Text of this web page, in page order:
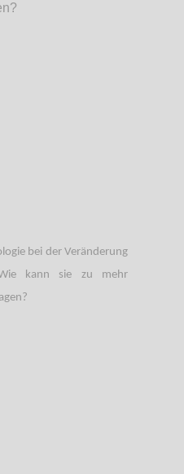
bei der Veränderung
Wie kann sie zu mehr